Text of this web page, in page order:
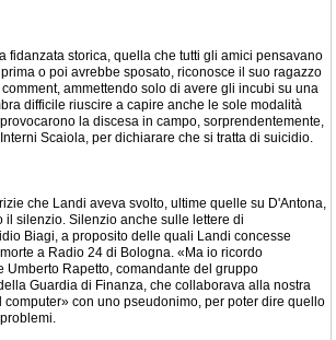
fidanzata storica, quella che tutti gli amici pensavano
o poi avrebbe sposato, riconosce il suo ragazzo
ammettendo solo di avere gli incubi su una
difficile riuscire a capire anche le sole modalità
la discesa in campo, sorprendentemente,
Scaiola, per dichiarare che si tratta di suicidio.
che Landi aveva svolto, ultime quelle su D'Antona,
il silenzio. Silenzio anche sulle lettere di
Biagi, a proposito delle quali Landi concesse
a Radio 24 di Bologna. «Ma io ricordo
Umberto Rapetto, comandante del gruppo
Guardia di Finanza, che collaborava alla nostra
computer» con uno pseudonimo, per poter dire quello